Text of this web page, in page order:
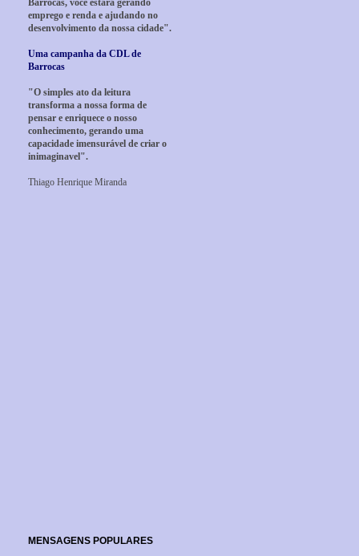
Barrocas, você estará gerando
emprego e renda e ajudando no
desenvolvimento da nossa cidade".
Uma campanha da CDL de
Barrocas
"O simples ato da leitura
transforma a nossa forma de
pensar e enriquece o nosso
conhecimento, gerando uma
capacidade imensurável de criar o
inimaginavel".
Thiago Henrique Miranda
MENSAGENS POPULARES